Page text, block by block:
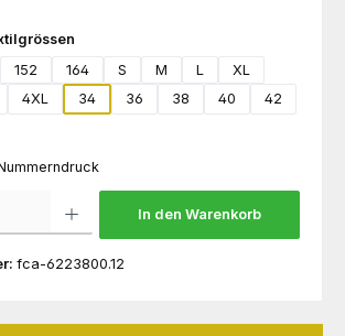
152 164 S M L
XL
4XL 34 36 38 40
42
In den Warenkorb
fca-6223800.12